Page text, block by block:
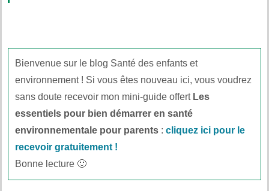
Bienvenue sur le blog Santé des enfants et
environnement ! Si vous êtes nouveau ici, vous voudrez
sans doute recevoir mon mini-guide offert Les
essentiels pour bien démarrer en santé
environnementale pour parents :cliquez ici pour le
recevoir gratuitement !
Bonne lecture 🙂